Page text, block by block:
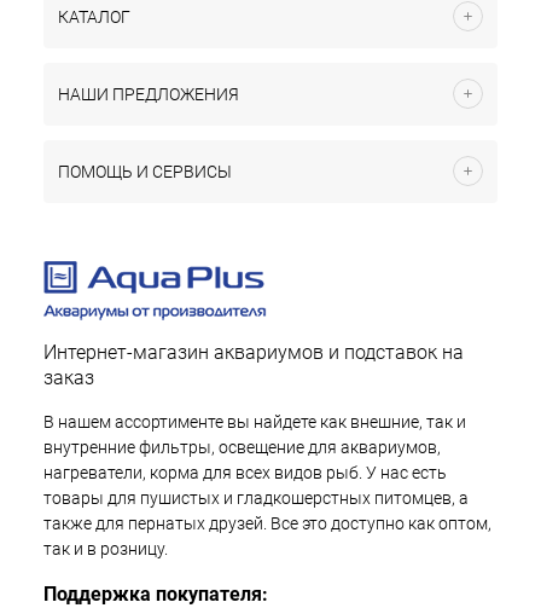
КАТАЛОГ
НАШИ ПРЕДЛОЖЕНИЯ
ПОМОЩЬ И СЕРВИСЫ
Интернет-магазин аквариумов и подставок на
заказ
В нашем ассортименте вы найдете как внешние, так и
внутренние фильтры, освещение для аквариумов,
нагреватели, корма для всех видов рыб. У нас есть
товары для пушистых и гладкошерстных питомцев, а
также для пернатых друзей. Все это доступно как оптом,
так и в розницу.
Поддержка покупателя: